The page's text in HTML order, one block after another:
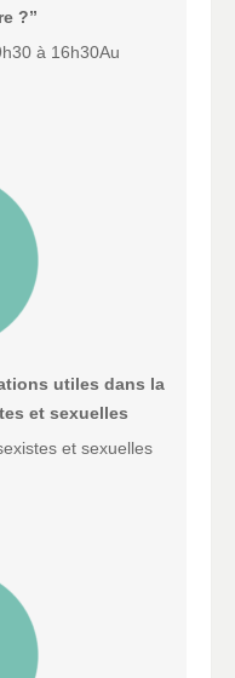
?”
à 16h30Au
utiles dans la
et sexuelles
et sexuelles